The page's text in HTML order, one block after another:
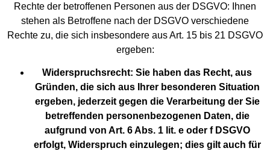
Rechte der betroffenen Personen aus der DSGVO: Ihnen
stehen als Betroffene nach der DSGVO verschiedene
Rechte zu, die sich insbesondere aus Art. 15 bis 21 DSGVO
ergeben:
Widerspruchsrecht: Sie haben das Recht, aus
Gründen, die sich aus Ihrer besonderen Situation
ergeben, jederzeit gegen die Verarbeitung der Sie
betreffenden personenbezogenen Daten, die
aufgrund von Art. 6 Abs. 1 lit. e oder f DSGVO
erfolgt, Widerspruch einzulegen; dies gilt auch für